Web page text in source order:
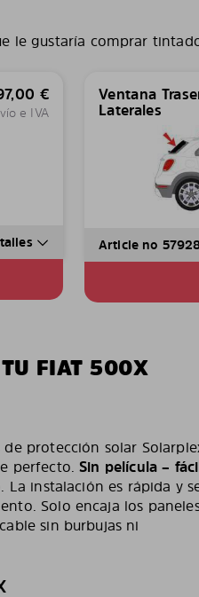
le gustaría comprar
€
e IVA
Ventana
Laterales
Article no
FIAT 500X
protección solar
perfecto.Sin película –
. La instalación es rápida y
Solo encaja los
sin burbujas ni